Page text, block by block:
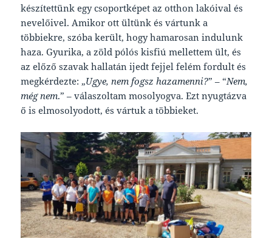
készítettünk egy csoportképet az otthon lakóival és
nevelőivel. Amikor ott ültünk és vártunk a
többiekre, szóba került, hogy hamarosan indulunk
haza. Gyurika, a zöld pólós kisfiú mellettem ült, és
az előző szavak hallatán ijedt fejjel felém fordult és
megkérdezte: „Ugye, nem fogsz hazamenni?” – “Nem,
még nem.” – válaszoltam mosolyogva. Ezt nyugtázva
ő is elmosolyodott, és vártuk a többieket.